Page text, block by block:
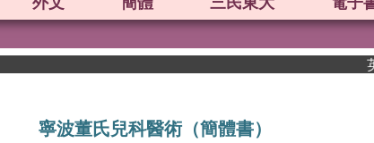
英
寧波董氏兒科醫術（簡體書）